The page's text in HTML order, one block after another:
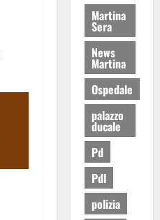
Martina
Sera
News
Martina
Ospedale
palazzo
ducale
Pd
Pdl
polizia